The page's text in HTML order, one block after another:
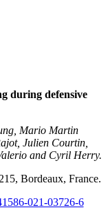
during defensive
Mario Martin
Julien Courtin,
and Cyril Herry.
Bordeaux, France.
021-03726-6